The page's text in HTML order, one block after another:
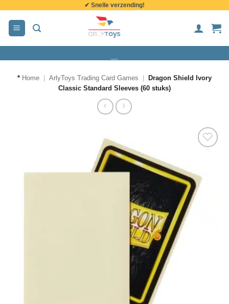
inhoud
✔ Snelle verzending!
* Home ArlyToys Trading Card Games
Dragon Shield Ivory
Classic Standard Sleeves (60 stuks)